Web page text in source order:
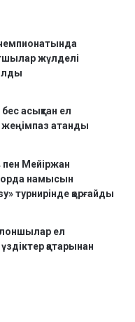
жүлделі
асықтан ел
атанды
Мейіржан
намысын
турнирінде қорғайды
ел
қатарынан